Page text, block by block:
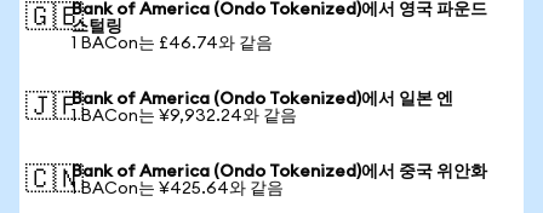
🇬🇧Bank of America (Ondo Tokenized)에서 영국 파운드
스털링
1 BACon는 £46.74와 같음
🇯🇵Bank of America (Ondo Tokenized)에서 일본 엔
1 BACon는 ¥9,932.24와 같음
🇨🇳Bank of America (Ondo Tokenized)에서 중국 위안화
1 BACon는 ¥425.64와 같음